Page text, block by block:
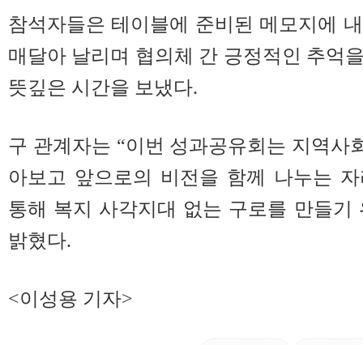
참석자들은 테이블에 준비된 메모지에
매달아 날리며 협의체 간 긍정적인 추억
뜻깊은 시간을 보냈다.
구 관계자는 “이번 성과공유회는 지역사
아보고 앞으로의 비전을 함께 나누는 자
통해 복지 사각지대 없는 구로를 만들기
밝혔다.
<이성용 기자>